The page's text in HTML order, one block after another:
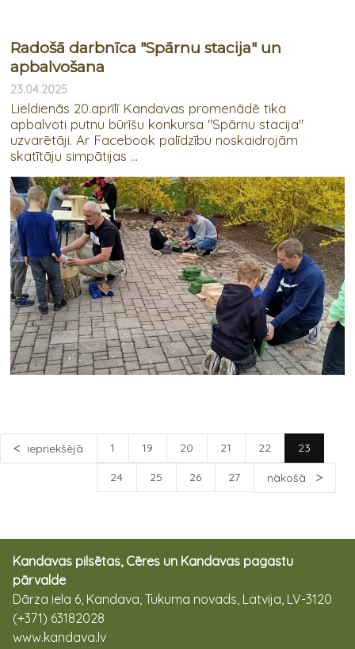
Radošā darbnīca "Spārnu stacija" un
apbalvošana
23.04.2025
Lieldienās 20.aprīlī Kandavas promenādē tika
apbalvoti putnu būrīšu konkursa "Spārnu stacija"
uzvarētāji. Ar Facebook palīdzību noskaidrojām
skatītāju simpātijas ...
iepriekšējā 1 19 20 21 22 23
24 25 26 27 nākošā
Kandavas pilsētas, Cēres un Kandavas pagastu
pārvalde
Dārza iela 6, Kandava, Tukuma novads, Latvija, LV-3120
(+371) 63182028
www.kandava.lv